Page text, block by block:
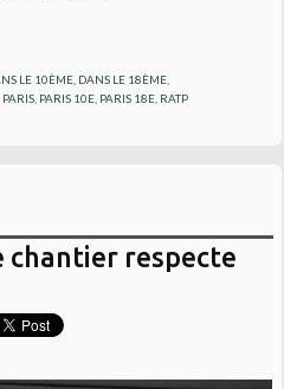
LE 10ÈME, DANS LE 18ÈME,
PARIS PARIS 10E PARIS 18E RATP
chantier respecte